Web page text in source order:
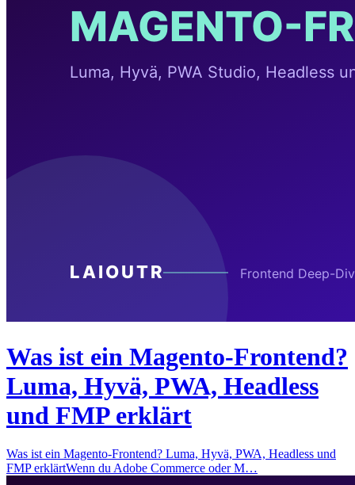
Was ist ein Magento-Frontend?
Luma, Hyvä, PWA, Headless
und FMP erklärt
Was ist ein Magento-Frontend? Luma, Hyvä, PWA, Headless und
FMP erklärtWenn du Adobe Commerce oder M…